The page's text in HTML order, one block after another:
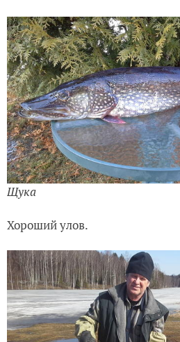
Щука
Хороший улов.